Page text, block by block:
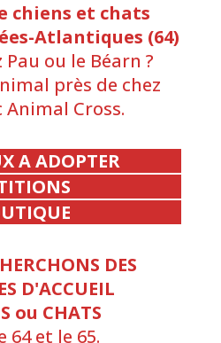
chiens et chats
Atlantiques (64)
ou le Béarn ?
près de chez
Animal Cross.
A ADOPTER
DES
D'ACCUEIL
ou CHATS
64 et le 65.